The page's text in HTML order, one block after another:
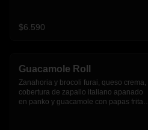
$6.590
Guacamole Roll
Zanahoria y brocoli furai, queso crema,
cobertura de zapallo italiano apanado
en panko y guacamole con papas fritas.